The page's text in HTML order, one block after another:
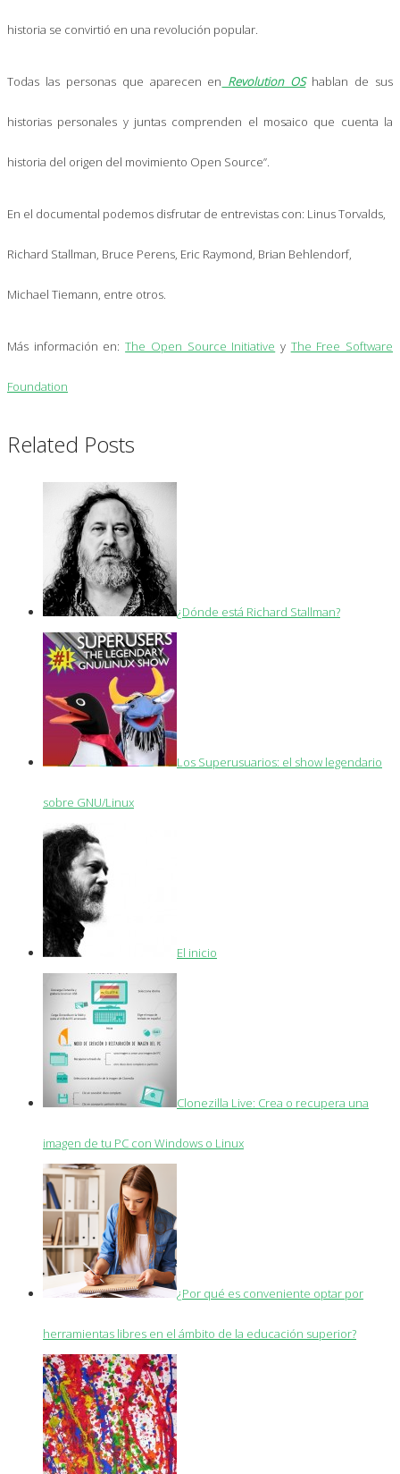
historia se convirtió en una revolución popular.
Todas las personas que aparecen en Revolution OShablan de sus
historias personales y juntas comprenden el mosaico que cuenta la
historia del origen del movimiento Open Source”.
En el documental podemos disfrutar de entrevistas con: Linus Torvalds,
Richard Stallman, Bruce Perens, Eric Raymond, Brian Behlendorf,
Michael Tiemann, entre otros.
Más información en:The Open Source Initiative y The Free Software
Foundation
Related Posts
¿Dónde está Richard Stallman?
Los Superusuarios: el show legendario
sobre GNU/Linux
El inicio
Clonezilla Live: Crea o recupera una
imagen de tu PC con Windows o Linux
¿Por qué es conveniente optar por
herramientas libres en el ámbito de la educación superior?